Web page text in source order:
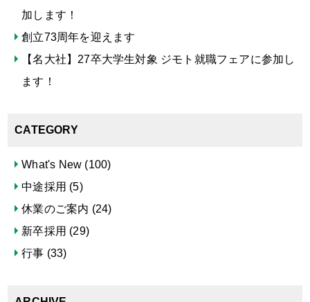
加します！
創立73周年を迎えます
【名大社】27卒大学生対象 ジモト就職フェアに参加し
ます！
CATEGORY
What's New (100)
中途採用 (5)
休業のご案内 (24)
新卒採用 (29)
行事 (33)